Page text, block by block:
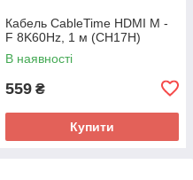
Кабель CableTime HDMI M -
F 8K60Hz, 1 м (CH17H)
В наявності
559 ₴
Купити